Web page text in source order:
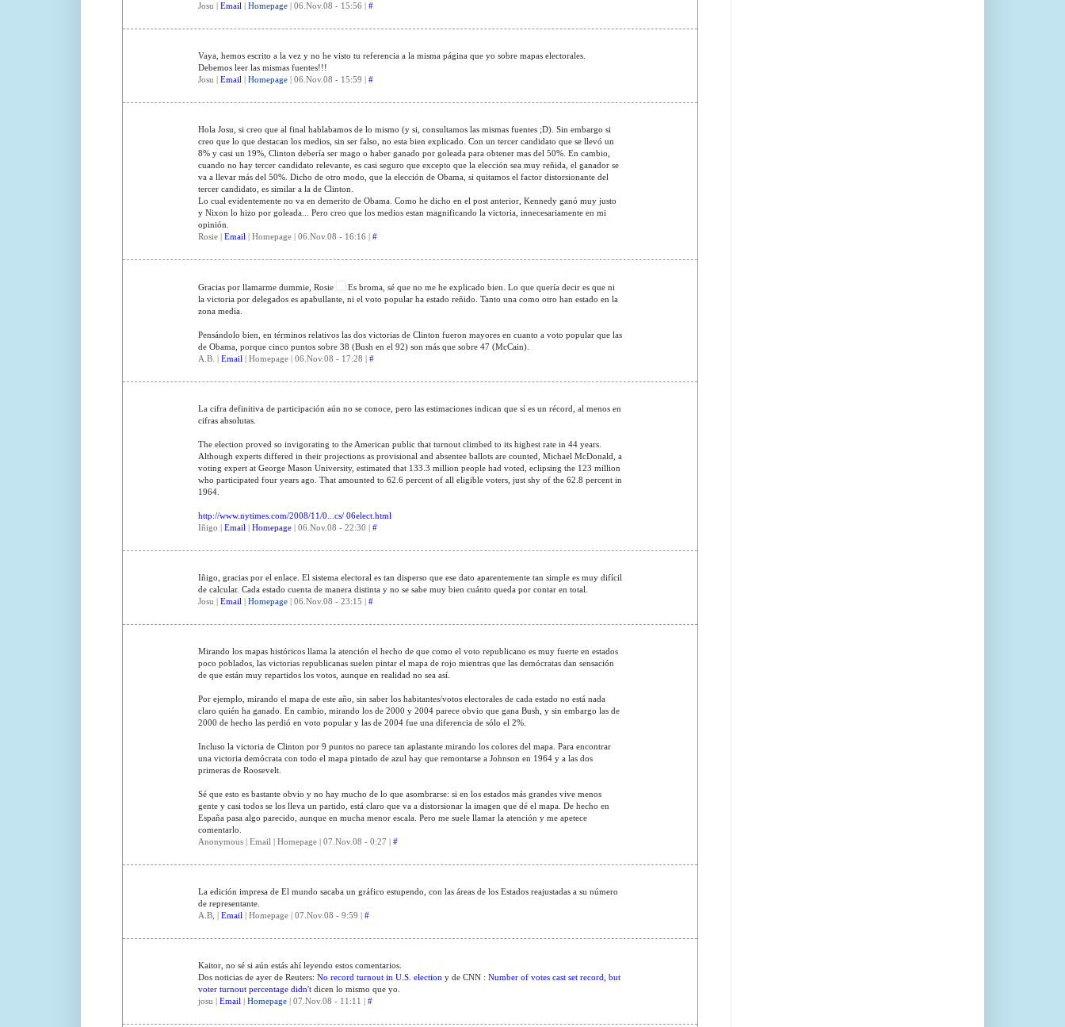
Josu | Email | Homepage| 06.Nov.08 - 15:56 | #
Vaya, hemos escrito a la vez y no he visto tu referencia a la misma página que yo sobre mapas electorales.
Debemos leer las mismas fuentes!!!
Josu | Email | Homepage| 06.Nov.08 - 15:59 | #
Hola Josu, si creo que al final hablabamos de lo mismo (y si, consultamos las mismas fuentes ;D). Sin embargo si
creo que lo que destacan los medios, sin ser falso, no esta bien explicado. Con un tercer candidato que se llevó un
8% y casi un 19%, Clinton debería ser mago o haber ganado por goleada para obtener mas del 50%. En cambio,
cuando no hay tercer candidato relevante, es casi seguro que excepto que la elección sea muy reñida, el ganador se
va a llevar más del 50%. Dicho de otro modo, que la elección de Obama, si quitamos el factor distorsionante del
tercer candidato, es similar a la de Clinton.
Lo cual evidentemente no va en demerito de Obama. Como he dicho en el post anterior, Kennedy ganó muy justo
y Nixon lo hizo por goleada... Pero creo que los medios estan magnificando la victoria, innecesariamente en mi
opinión.
Rosie | Email | Homepage | 06.Nov.08 - 16:16 | #
Gracias por llamarme dummie, Rosie
Es broma, sé que no me he explicado bien. Lo que quería decir es que ni
la victoria por delegados es apabullante, ni el voto popular ha estado reñido. Tanto una como otro han estado en la
zona media.
Pensándolo bien, en términos relativos las dos victorias de Clinton fueron mayores en cuanto a voto popular que las
de Obama, porque cinco puntos sobre 38 (Bush en el 92) son más que sobre 47 (McCain).
A.B. | Email | Homepage | 06.Nov.08 - 17:28 | #
La cifra definitiva de participación aún no se conoce, pero las estimaciones indican que sí es un récord, al menos en
cifras absolutas.
The election proved so invigorating to the American public that turnout climbed to its highest rate in 44 years.
Although experts differed in their projections as provisional and absentee ballots are counted, Michael McDonald, a
voting expert at George Mason University, estimated that 133.3 million people had voted, eclipsing the 123 million
who participated four years ago. That amounted to 62.6 percent of all eligible voters, just shy of the 62.8 percent in
1964.
http://www.nytimes.com/2008/11/0...cs/ 06elect.html
Iñigo | Email | Homepage| 06.Nov.08 - 22:30 | #
Iñigo, gracias por el enlace. El sistema electoral es tan disperso que ese dato aparentemente tan simple es muy difícil
de calcular. Cada estado cuenta de manera distinta y no se sabe muy bien cuánto queda por contar en total.
Josu | Email | Homepage| 06.Nov.08 - 23:15 | #
Mirando los mapas históricos llama la atención el hecho de que como el voto republicano es muy fuerte en estados
poco poblados, las victorias republicanas suelen pintar el mapa de rojo mientras que las demócratas dan sensación
de que están muy repartidos los votos, aunque en realidad no sea así.
Por ejemplo, mirando el mapa de este año, sin saber los habitantes/votos electorales de cada estado no está nada
claro quién ha ganado. En cambio, mirando los de 2000 y 2004 parece obvio que gana Bush, y sin embargo las de
2000 de hecho las perdió en voto popular y las de 2004 fue una diferencia de sólo el 2%.
Incluso la victoria de Clinton por 9 puntos no parece tan aplastante mirando los colores del mapa. Para encontrar
una victoria demócrata con todo el mapa pintado de azul hay que remontarse a Johnson en 1964 y a las dos
primeras de Roosevelt.
Sé que esto es bastante obvio y no hay mucho de lo que asombrarse: si en los estados más grandes vive menos
gente y casi todos se los lleva un partido, está claro que va a distorsionar la imagen que dé el mapa. De hecho en
España pasa algo parecido, aunque en mucha menor escala. Pero me suele llamar la atención y me apetece
comentarlo.
Anonymous | Email | Homepage | 07.Nov.08 - 0:27 | #
La edición impresa de El mundo sacaba un gráfico estupendo, con las áreas de los Estados reajustadas a su número
de representante.
A.B, | Email | Homepage | 07.Nov.08 - 9:59 | #
Kaitor, no sé si aún estás ahí leyendo estos comentarios.
Dos noticias de ayer de Reuters: No record turnout in U.S. election y de CNN : Number of votes cast set record, but
voter turnout percentage didn'tdicen lo mismo que yo.
josu | Email | Homepage| 07.Nov.08 - 11:11 | #